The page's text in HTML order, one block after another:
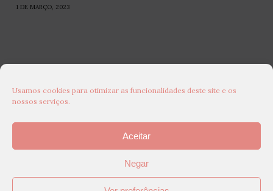
Usamos cookies para otimizar as funcionalidades deste site e os
nossos serviços.
Aceitar
Negar
1 DE MARÇO, 2023